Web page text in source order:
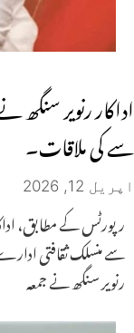
اداکار رنویر
سے کی ملاقات۔
اپریل 12, 2026
رپورٹس کے مطابق،
سے منسلک ثقافتی
رنویر سنگھ نے جمعہ